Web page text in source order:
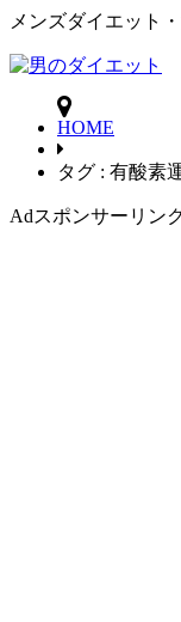
メンズダイエット
HOME
タグ : 有酸素
Adスポンサーリン